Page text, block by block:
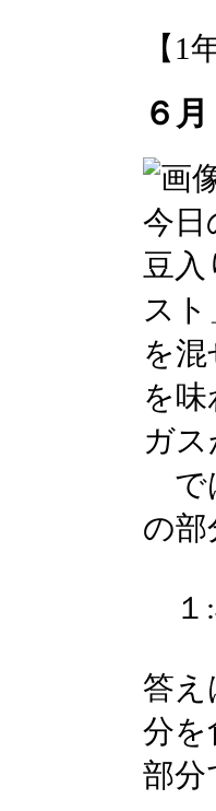
【1
６
今日
豆
ス
を
を
ガス
で
の
１
答え
分を
部分